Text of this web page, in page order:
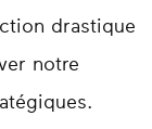
drastique
notre